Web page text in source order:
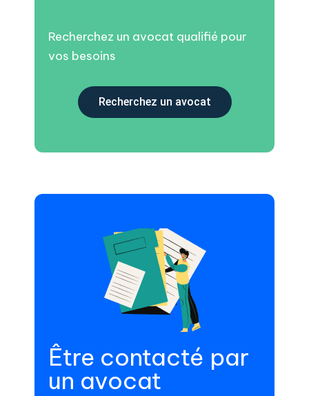
Recherchez un avocat qualifié pour
vos besoins
Recherchez un avocat
Être contacté par
un avocat